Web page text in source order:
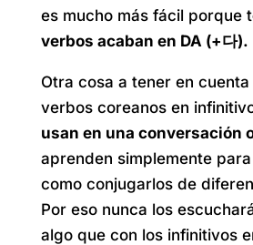
es mucho más fácil porque t
verbos acaban en DA (+다).
Otra cosa a tener en
verbos coreanos en
usan en una conversación
aprenden simplemente
como conjugarlos de
Por eso nunca los
algo que con los infinitivos